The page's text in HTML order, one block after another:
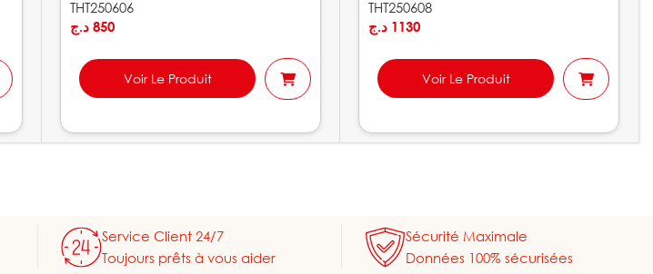
THT250606
850 د.ج
Voir Le Produit
THT250608
1130 د.ج
Voir Le Produit
Service Client 24/7
Toujours prêts à vous aider
Sécurité Maximale
Données 100% sécurisées